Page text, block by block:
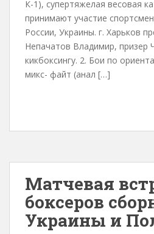
К-1), супертяжелая весовая
принимают участие
России, Украины. г. Харьков
Непачатов Владимир, призер
кикбоксингу. 2. Бои по
микс- файт (анал […]
Матчевая
боксеров
Украины и